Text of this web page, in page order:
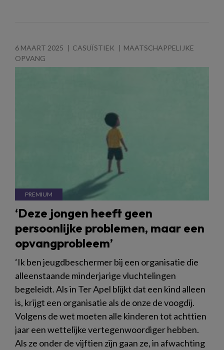
6 MAART 2025 CASUÏSTIEK
MAATSCHAPPELIJKE
OPVANG
‘Deze jongen heeft geen
persoonlijke problemen, maar een
opvangprobleem’
‘Ik ben jeugdbeschermer bij een organisatie die
alleenstaande minderjarige vluchtelingen
begeleidt. Als in Ter Apel blijkt dat een kind alleen
is, krijgt een organisatie als de onze de voogdij.
Volgens de wet moeten alle kinderen tot achttien
jaar een wettelijke vertegenwoordiger hebben.
Als ze onder de vijftien zijn gaan ze, in afwachting